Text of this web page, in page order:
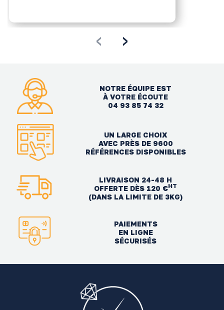
‹ ›
NOTRE ÉQUIPE EST
À VOTRE ÉCOUTE
04 93 85 74 32
UN LARGE CHOIX
AVEC PRÈS DE 9600
RÉFÉRENCES DISPONIBLES
LIVRAISON 24-48 H
OFFERTE DÈS 120 €HT
(DANS LA LIMITE DE 3KG)
PAIEMENTS
EN LIGNE
SÉCURISÉS